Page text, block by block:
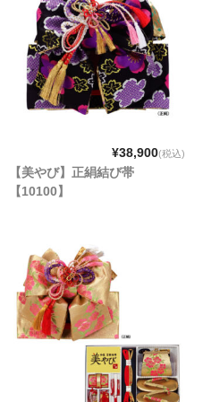
¥38,900(税込)
【美やび】正絹結び帯
【10100】